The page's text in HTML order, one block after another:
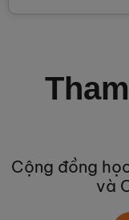
Cộng đồng
và